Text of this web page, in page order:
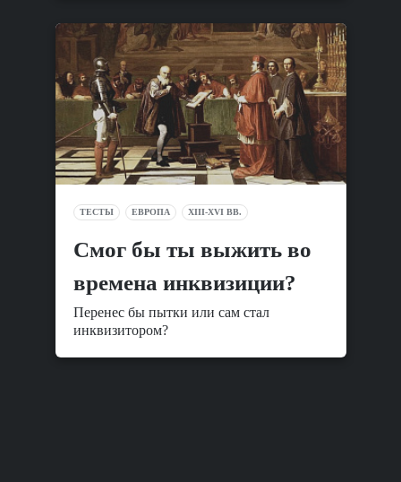
ТЕСТЫ ЕВРОПА XIII-XVI ВВ.
Смог бы ты выжить во
времена инквизиции?
Перенес бы пытки или сам стал
инквизитором?